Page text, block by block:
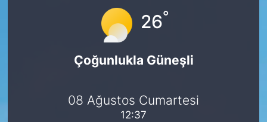
26°
Çoğunlukla Güneşli
08 Ağustos Cumartesi
12:37